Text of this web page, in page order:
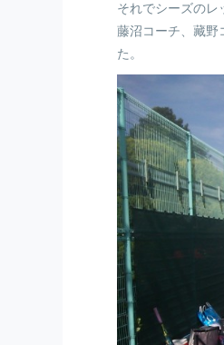
それでシーズのレ
藤沼コーチ、藏野
た。